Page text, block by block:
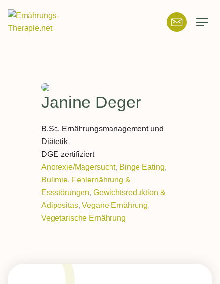
Janine Deger
B.Sc. Ernährungsmanagement und
Diätetik
DGE-zertifiziert
Anorexie/Magersucht, Binge Eating,
Bulimie, Fehlernährung &
Essstörungen, Gewichtsreduktion &
Adipositas, Vegane Ernährung,
Vegetarische Ernährung